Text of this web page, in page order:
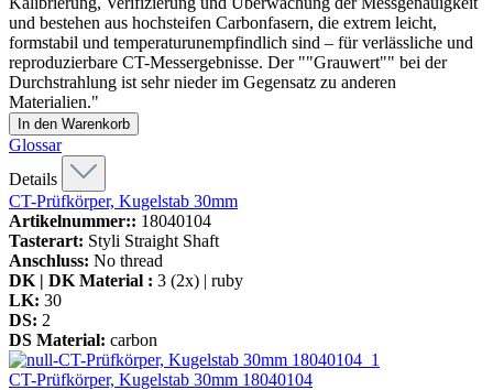
und bestehen aus hochsteifen Carbonfasern, die extrem leicht,
formstabil und temperaturunempfindlich sind – für verlässliche und
reproduzierbare CT-Messergebnisse. Der ""Grauwert"" bei der
Durchstrahlung ist sehr nieder im Gegensatz zu anderen
Materialien."
In den Warenkorb
Glossar
Details
CT-Prüfkörper, Kugelstab 30mm
Artikelnummer:: 18040104
Tasterart: Styli Straight Shaft
Anschluss: No thread
DK | DK Material : 3 (2x) | ruby
LK: 30
DS: 2
DS Material: carbon
CT-Prüfkörper, Kugelstab 30mm 18040104